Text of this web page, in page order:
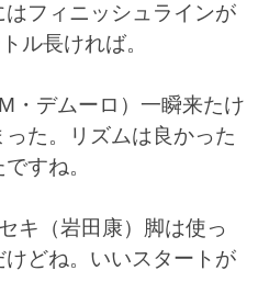
フィニッシュラインが
ル長ければ。
デムーロ）一瞬来たけ
た。リズムは良かった
すね。
（岩田康）脚は使っ
どね。いいスタートが